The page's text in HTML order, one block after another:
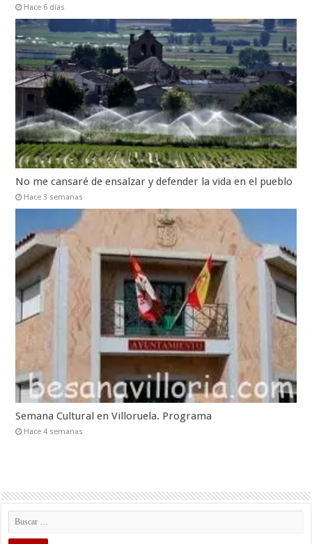
Hace 6 días
No me cansaré de ensalzar y defender la vida en el pueblo
Hace 3 semanas
Semana Cultural en Villoruela. Programa
Hace 4 semanas